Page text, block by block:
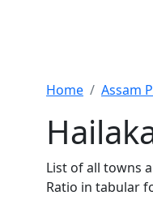
Home Assam
List of all towns
Ratio in tabular